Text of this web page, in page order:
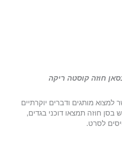
חוזה קוסטה ריקה
למצוא מותגים ודברים יוקרתיים
בסן חוזה תמצאו דוכני בגדים,
לסרט.